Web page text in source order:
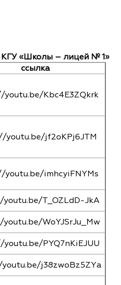
КГУ «Школы – лицей № 1»
ссылка
Kbc4E3ZQkrk
youtu.be/jf2oKPj6JTM
imhcyiFNYMs
T_OZLdD-JkA
WoYJSrJu_Mw
PYQ7nKiEJUU
j38zwoBz5ZYа